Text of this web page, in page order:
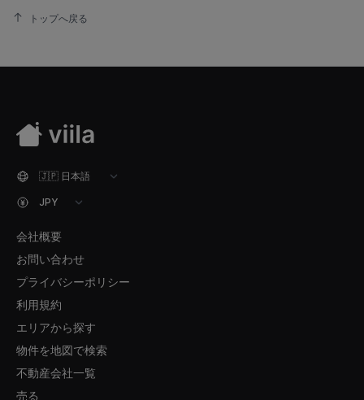
トップへ戻る
会社概要
お問い合わせ
プライバシーポリシー
利用規約
エリアから探す
物件を地図で検索
不動産会社一覧
売る